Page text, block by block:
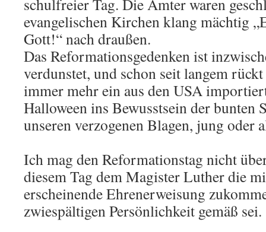
schulfreier Tag. Die Ämter waren
evangelischen Kirchen klang mächtig
Gott!“ nach draußen.
Das Reformationsgedenken ist
verdunstet, und schon seit langem
immer mehr ein aus den USA
Halloween ins Bewusstsein der bunten
unseren verzogenen Blagen, jung oder
Ich mag den Reformationstag nicht
diesem Tag dem Magister Luther die
erscheinende Ehrenerweisung
zwiespältigen Persönlichkeit gemäß sei.